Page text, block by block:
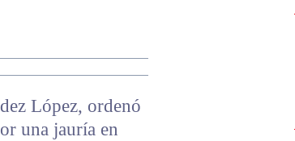
López, ordenó
una jauría en